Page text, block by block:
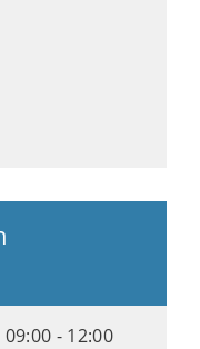
09:00 - 12:00